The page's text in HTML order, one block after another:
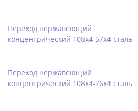
Переход нержавеющий
концентрический 108х4-57х4 сталь
Переход нержавеющий
концентрический 108х4-76х4 сталь